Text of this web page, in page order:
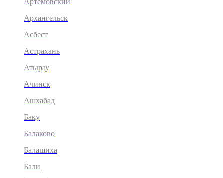
Артемовский
Архангельск
Асбест
Астрахань
Атырау
Ачинск
Ашхабад
Баку
Балаково
Балашиха
Бали